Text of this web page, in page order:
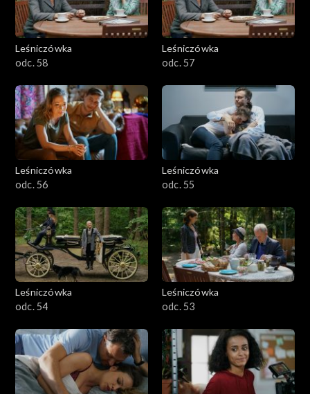
Leśniczówka
odc. 58
Leśniczówka
odc. 57
Leśniczówka
odc. 56
Leśniczówka
odc. 55
Leśniczówka
odc. 54
Leśniczówka
odc. 53